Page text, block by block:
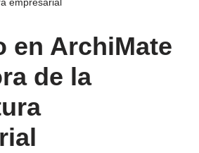
empresarial
en ArchiMate
de la